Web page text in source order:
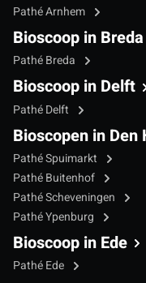
Pathé Arnhem
Bioscoop in Breda
Pathé Breda
Bioscoop in Delft
Pathé Delft
Bioscopen in Den
Pathé Spuimarkt
Pathé Buitenhof
Pathé Scheveningen
Pathé Ypenburg
Bioscoop in Ede
Pathé Ede